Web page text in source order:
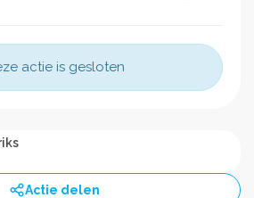
actie is gesloten
Actie delen